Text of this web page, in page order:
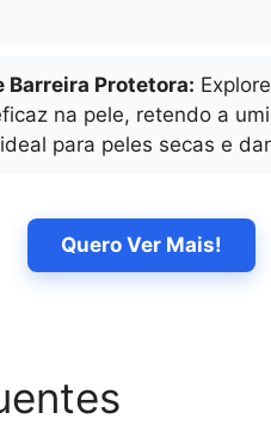
Barreira Protetora:
na pele, retendo a
para peles secas e
Quero Ver Mais!